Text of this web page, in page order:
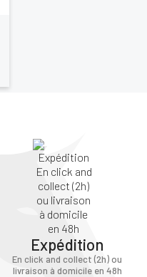
Expédition
En click and collect (2h) ou
livraison à domicile en 48h